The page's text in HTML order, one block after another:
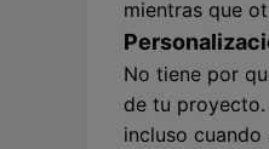
mientras que
No tiene por
de tu
incluso